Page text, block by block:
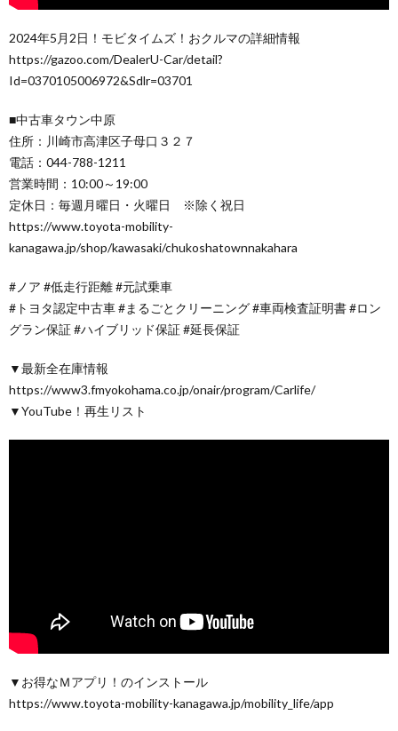
2024年5月2日！モビタイムズ！おクルマの詳細情報
https://gazoo.com/DealerU-Car/detail?
Id=0370105006972&Sdlr=03701
■中古車タウン中原
住所：川崎市高津区子母口３２７
電話：044-788-1211
営業時間：10:00～19:00
定休日：毎週月曜日・火曜日 ※除く祝日
https://www.toyota-mobility-
kanagawa.jp/shop/kawasaki/chukoshatownnakahara
#ノア #低走行距離 #元試乗車
#トヨタ認定中古車 #まるごとクリーニング #車両検査証明書 #ロン
グラン保証 #ハイブリッド保証 #延長保証
▼最新全在庫情報
https://www3.fmyokohama.co.jp/onair/program/Carlife/
▼YouTube！再生リスト
▼お得なＭアプリ！のインストール
https://www.toyota-mobility-kanagawa.jp/mobility_life/app